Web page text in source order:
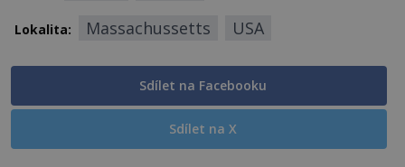
Lokalita: Massachussetts USA
Sdílet na Facebooku
Sdílet na X